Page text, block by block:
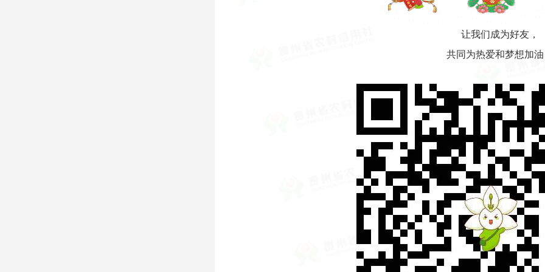
让我们成为好友，
共同为热爱和梦想加